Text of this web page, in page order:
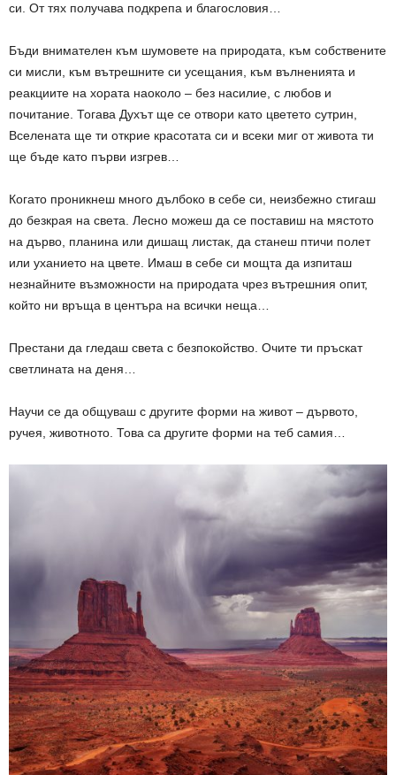
си. От тях получава подкрепа и благословия…
Бъди внимателен към шумовете на природата, към собствените
си мисли, към вътрешните си усещания, към вълненията и
реакциите на хората наоколо – без насилие, с любов и
почитание. Тогава Духът ще се отвори като цветето сутрин,
Bселената ще ти открие красотата си и всеки миг от живота ти
ще бъде като първи изгрев…
Когато проникнеш много дълбоко в себе си, неизбежно стигаш
до безкрая на света. Лесно можеш да се поставиш на мястото
на дърво, планина или дишащ листак, да станеш птичи полет
или уханието на цвете. Имаш в себе си мощта да изпиташ
незнайните възможности на природата чрез вътрешния опит,
който ни връща в центъра на всички неща…
Престани да гледаш света с безпокойство. Очите ти пръскат
светлината на деня…
Научи се да общуваш с другите форми на живот – дървото,
ручея, животното. Това са другите форми на теб самия…